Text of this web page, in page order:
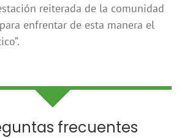
reiterada de la comunidad
enfrentar de esta manera el
frecuentes